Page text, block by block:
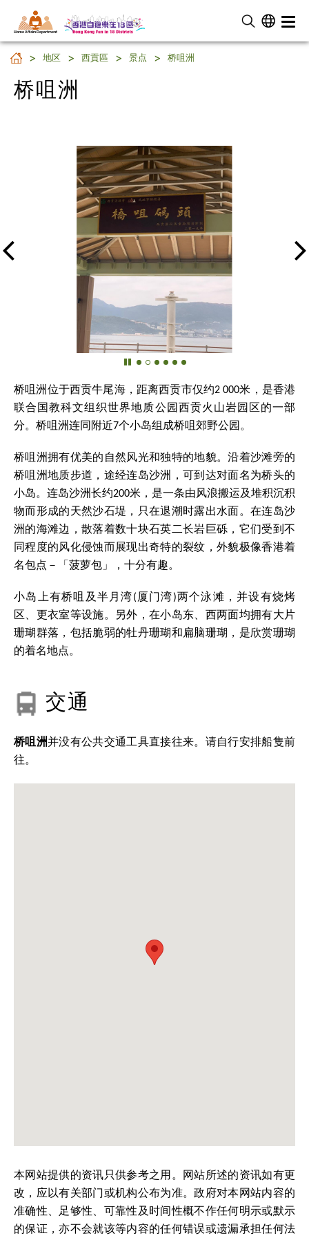
Home Affairs Department
桥咀洲
地区 西貢區 景点 桥咀洲
桥咀洲
桥咀洲位于西贡牛尾海，距离西贡市仅约2 000米，是香港
联合国教科文组织世界地质公园西贡火山岩园区的一部
分。桥咀洲连同附近7个小岛组成桥咀郊野公园。
桥咀洲拥有优美的自然风光和独特的地貌。沿着沙滩旁的
桥咀洲地质步道，途经连岛沙洲，可到达对面名为桥头的
小岛。连岛沙洲长约200米，是一条由风浪搬运及堆积沉积
物而形成的天然沙石堤，只在退潮时露出水面。在连岛沙
洲的海滩边，散落着数十块石英二长岩巨砾，它们受到不
同程度的风化侵蚀而展现出奇特的裂纹，外貌极像香港着
名包点－「菠萝包」，十分有趣。
小岛上有桥咀及半月湾(厦门湾)两个泳滩，并设有烧烤
区、更衣室等设施。另外，在小岛东、西两面均拥有大片
珊瑚群落，包括脆弱的牡丹珊瑚和扁脑珊瑚，是欣赏珊瑚
的着名地点。
交通
桥咀洲并没有公共交通工具直接往来。请自行安排船隻前
往。
本网站提供的资讯只供参考之用。网站所述的资讯如有更
改，应以有关部门或机构公布为准。政府对本网站内容的
准确性、足够性、可靠性及时间性概不作任何明示或默示
的保证，亦不会就该等内容的任何错误或遗漏承担任何法